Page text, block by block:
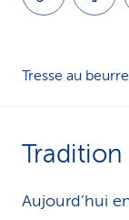
Tresse au beurre
Tradition
Aujourd’hui